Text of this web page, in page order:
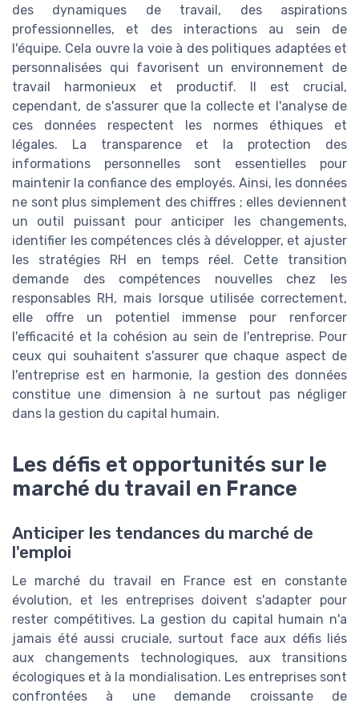
des dynamiques de travail, des aspirations
professionnelles, et des interactions au sein de
l'équipe. Cela ouvre la voie à des politiques adaptées et
personnalisées qui favorisent un environnement de
travail harmonieux et productif. Il est crucial,
cependant, de s'assurer que la collecte et l'analyse de
ces données respectent les normes éthiques et
légales. La transparence et la protection des
informations personnelles sont essentielles pour
maintenir la confiance des employés. Ainsi, les données
ne sont plus simplement des chiffres ; elles deviennent
un outil puissant pour anticiper les changements,
identifier les compétences clés à développer, et ajuster
les stratégies RH en temps réel. Cette transition
demande des compétences nouvelles chez les
responsables RH, mais lorsque utilisée correctement,
elle offre un potentiel immense pour renforcer
l'efficacité et la cohésion au sein de l'entreprise. Pour
ceux qui souhaitent s'assurer que chaque aspect de
l'entreprise est en harmonie, la gestion des données
constitue une dimension à ne surtout pas négliger
dans la gestion du capital humain.
Les défis et opportunités sur le
marché du travail en France
Anticiper les tendances du marché de
l'emploi
Le marché du travail en France est en constante
évolution, et les entreprises doivent s'adapter pour
rester compétitives. La gestion du capital humain n'a
jamais été aussi cruciale, surtout face aux défis liés
aux changements technologiques, aux transitions
écologiques et à la mondialisation. Les entreprises sont
confrontées à une demande croissante de